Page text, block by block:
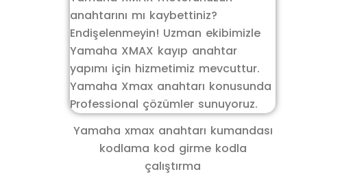
Yamaha xmax anahtarı kumandası
kodlama kod girme kodla
çalıştırma